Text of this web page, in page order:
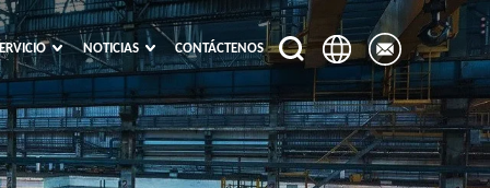
NOTICIAS CONTÁCTENOS